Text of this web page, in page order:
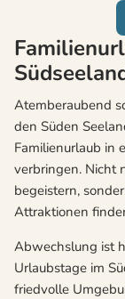
Atemberaubend
den Süden
Familienurlaub in
verbringen. Nicht
begeistern,
Attraktionen
Abwechslung ist
Urlaubstage im
friedvolle